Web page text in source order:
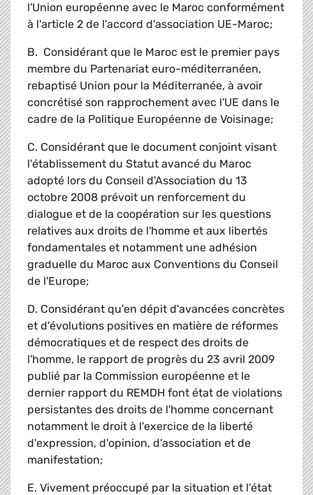
l'Union européenne avec le Maroc conformément
à l'article 2 de l'accord d'association UE-Maroc;
B. Considérant que le Maroc est le premier pays
membre du Partenariat euro-méditerranéen,
rebaptisé Union pour la Méditerranée, à avoir
concrétisé son rapprochement avec l'UE dans le
cadre de la Politique Européenne de Voisinage;
C. Considérant que le document conjoint visant
l'établissement du Statut avancé du Maroc
adopté lors du Conseil d'Association du 13
octobre 2008 prévoit un renforcement du
dialogue et de la coopération sur les questions
relatives aux droits de l'homme et aux libertés
fondamentales et notamment une adhésion
graduelle du Maroc aux Conventions du Conseil
de l'Europe;
D. Considérant qu'en dépit d'avancées concrètes
et d'évolutions positives en matière de réformes
démocratiques et de respect des droits de
l'homme, le rapport de progrès du 23 avril 2009
publié par la Commission européenne et le
dernier rapport du REMDH font état de violations
persistantes des droits de l'homme concernant
notamment le droit à l'exercice de la liberté
d'expression, d'opinion, d'association et de
manifestation;
E. Vivement préoccupé par la situation et l'état